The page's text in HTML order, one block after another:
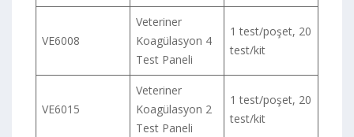
VE6008
Veteriner
Koagülasyon 4
Test Paneli
1 test/poşet, 20
test/kit
VE6015
Veteriner
Koagülasyon 2
Test Paneli
1 test/poşet, 20
test/kit